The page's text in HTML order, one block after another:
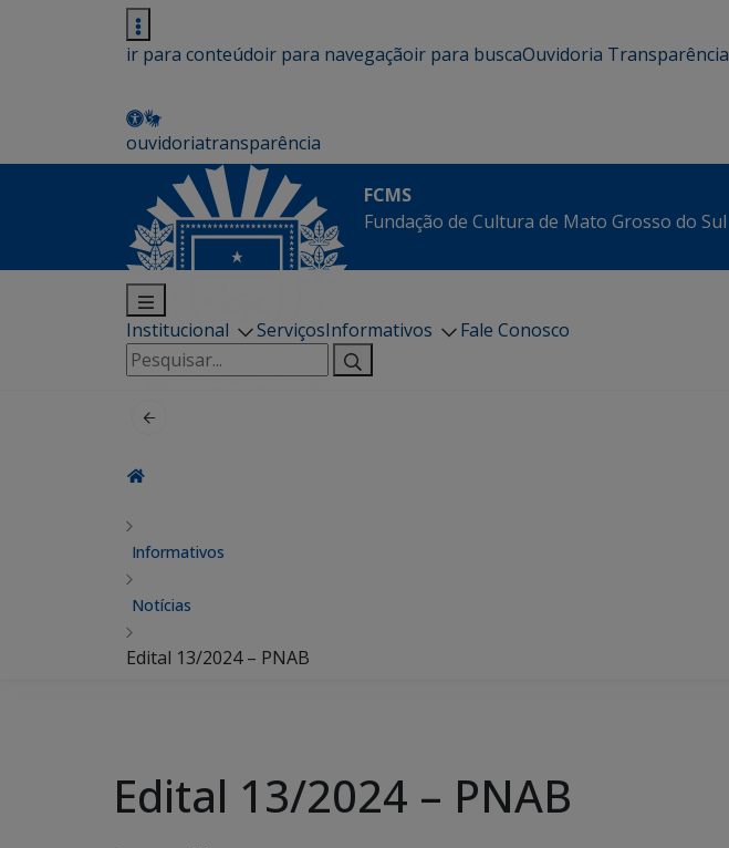
ir para conteúdoir para navegaçãoir para buscaOuvidoria Transparência
ouvidoriatransparência
FCMS
Fundação de Cultura de Mato Grosso do Sul
Institucional ServiçosInformativos
Fale Conosco
Pesquisar
por:
Informativos
Notícias
Edital 13/2024 – PNAB
Edital 13/2024 – PNAB